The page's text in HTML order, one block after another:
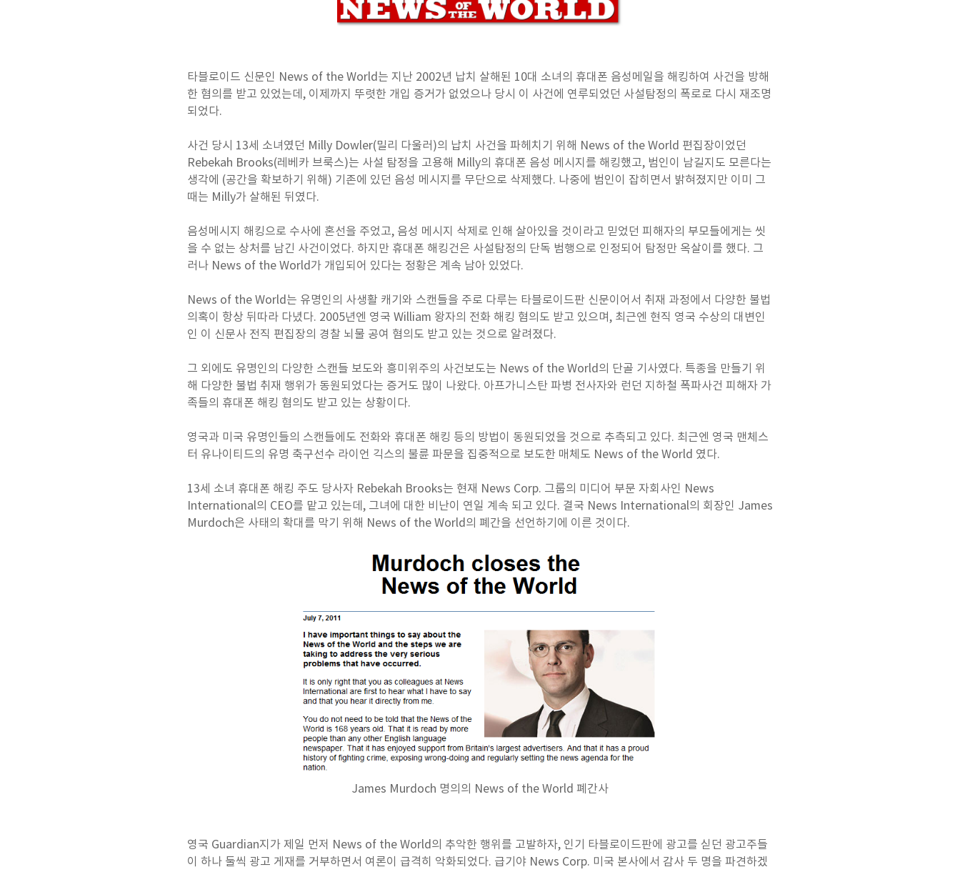
타블로이드 신문인 News of the World는 지난 2002년 납치 살해된 10대 소녀의 휴대폰 음성메일을 해킹하여 사건을 방해
한 혐의를 받고 있었는데, 이제까지 뚜렷한 개입 증거가 없었으나 당시 이 사건에 연루되었던 사설탐정의 폭로로 다시 재조명
되었다.
사건 당시 13세 소녀였던 Milly Dowler(밀리 다울러)의 납치 사건을 파헤치기 위해 News of the World 편집장이었던
Rebekah Brooks(레베카 브룩스)는 사설 탐정을 고용해 Milly의 휴대폰 음성 메시지를 해킹했고, 범인이 남길지도 모른다는
생각에 (공간을 확보하기 위해) 기존에 있던 음성 메시지를 무단으로 삭제했다. 나중에 범인이 잡히면서 밝혀졌지만 이미 그
때는 Milly가 살해된 뒤였다.
음성메시지 해킹으로 수사에 혼선을 주었고, 음성 메시지 삭제로 인해 살아있을 것이라고 믿었던 피해자의 부모들에게는 씻
을 수 없는 상처를 남긴 사건이었다. 하지만 휴대폰 해킹건은 사설탐정의 단독 범행으로 인정되어 탐정만 옥살이를 했다. 그
러나 News of the World가 개입되어 있다는 정황은 계속 남아 있었다.
News of the World는 유명인의 사생활 캐기와 스캔들을 주로 다루는 타블로이드판 신문이어서 취재 과정에서 다양한 불법
의혹이 항상 뒤따라 다녔다. 2005년엔 영국 William 왕자의 전화 해킹 혐의도 받고 있으며, 최근엔 현직 영국 수상의 대변인
인 이 신문사 전직 편집장의 경찰 뇌물 공여 혐의도 받고 있는 것으로 알려졌다.
그 외에도 유명인의 다양한 스캔들 보도와 흥미위주의 사건보도는 News of the World의 단골 기사였다. 특종을 만들기 위
해 다양한 불법 취재 행위가 동원되었다는 증거도 많이 나왔다. 아프가니스탄 파병 전사자와 런던 지하철 폭파사건 피해자 가
족들의 휴대폰 해킹 혐의도 받고 있는 상황이다.
영국과 미국 유명인들의 스캔들에도 전화와 휴대폰 해킹 등의 방법이 동원되었을 것으로 추측되고 있다. 최근엔 영국 맨체스
터 유나이티드의 유명 축구선수 라이언 긱스의 불륜 파문을 집중적으로 보도한 매체도 News of the World 였다.
13세 소녀 휴대폰 해킹 주도 당사자 Rebekah Brooks는 현재 News Corp. 그룹의 미디어 부문 자회사인 News
International의 CEO를 맡고 있는데, 그녀에 대한 비난이 연일 계속 되고 있다. 결국 News International의 회장인 James
Murdoch은 사태의 확대를 막기 위해 News of the World의 폐간을 선언하기에 이른 것이다.
James Murdoch 명의의 News of the World 폐간사
영국 Guardian지가 제일 먼저 News of the World의 추악한 행위를 고발하자, 인기 타블로이드판에 광고를 싣던 광고주들
이 하나 둘씩 광고 게재를 거부하면서 여론이 급격히 악화되었다. 급기야 News Corp. 미국 본사에서 감사 두 명을 파견하겠